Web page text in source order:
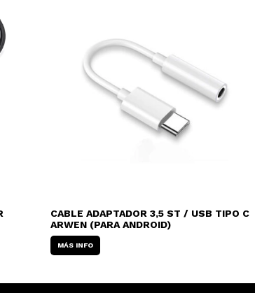
CABLE ADAPTADOR 3,5 ST / USB TIPO C
ARWEN (PARA ANDROID)
MÁS INFO